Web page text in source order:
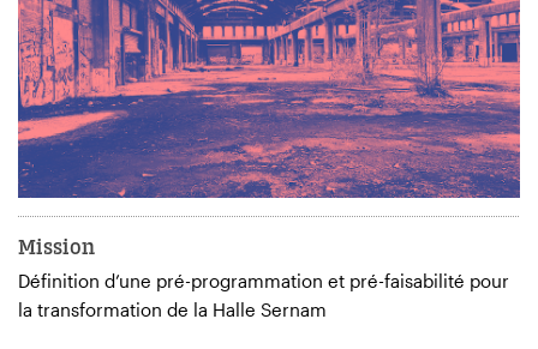
Mission
Définition d’une pré-programmation et pré-faisabilité pour
la transformation de la Halle Sernam